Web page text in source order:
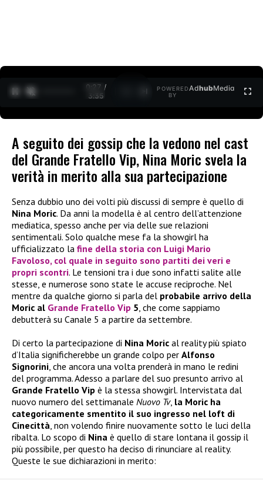
0:27 /
3:35
POWERED
BY
AdhubMedia
A seguito dei gossip che la vedono nel cast
del Grande Fratello Vip, Nina Moric svela la
verità in merito alla sua partecipazione
Senza dubbio uno dei volti più discussi di sempre è quello di
Nina Moric. Da anni la modella è al centro dell’attenzione
mediatica, spesso anche per via delle sue relazioni
sentimentali. Solo qualche mese fa la showgirl ha
ufficializzato la fine della storia con Luigi Mario
Favoloso, col quale in seguito sono partiti dei veri e
propri scontri. Le tensioni tra i due sono infatti salite alle
stesse, e numerose sono state le accuse reciproche. Nel
mentre da qualche giorno si parla del probabile arrivo della
Moric al Grande Fratello Vip 5, che come sappiamo
debutterà su Canale 5 a partire da settembre.
Di certo la partecipazione di Nina Moric al reality più spiato
d’Italia significherebbe un grande colpo per Alfonso
Signorini, che ancora una volta prenderà in mano le redini
del programma. Adesso a parlare del suo presunto arrivo al
Grande Fratello Vip è la stessa showgirl. Intervistata dal
nuovo numero del settimanale Nuovo Tv, la Moric ha
categoricamente smentito il suo ingresso nel loft di
Cinecittà, non volendo finire nuovamente sotto le luci della
ribalta. Lo scopo di Nina è quello di stare lontana il gossip il
più possibile, per questo ha deciso di rinunciare al reality.
Queste le sue dichiarazioni in merito: